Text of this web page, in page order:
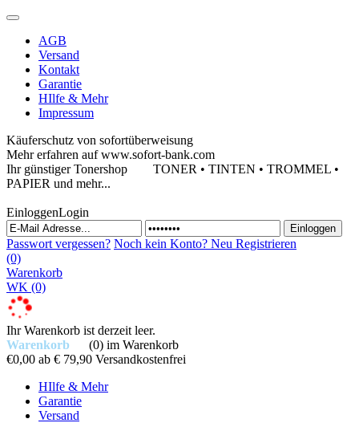
AGB
Versand
Kontakt
Garantie
HIlfe & Mehr
Impressum
Käuferschutz von sofortüberweisung
Mehr erfahren auf www.sofort-bank.com
Ihr günstiger Tonershop TONER • TINTEN • TROMMEL •
PAPIER und mehr...
EinloggenLogin
Passwort vergessen? Noch kein Konto? Neu Registrieren
(0)
Warenkorb
WK (0)
Ihr Warenkorb ist derzeit leer.
Warenkorb
(0) im Warenkorb
€0,00 ab € 79,90 Versandkostenfrei
HIlfe & Mehr
Garantie
Versand